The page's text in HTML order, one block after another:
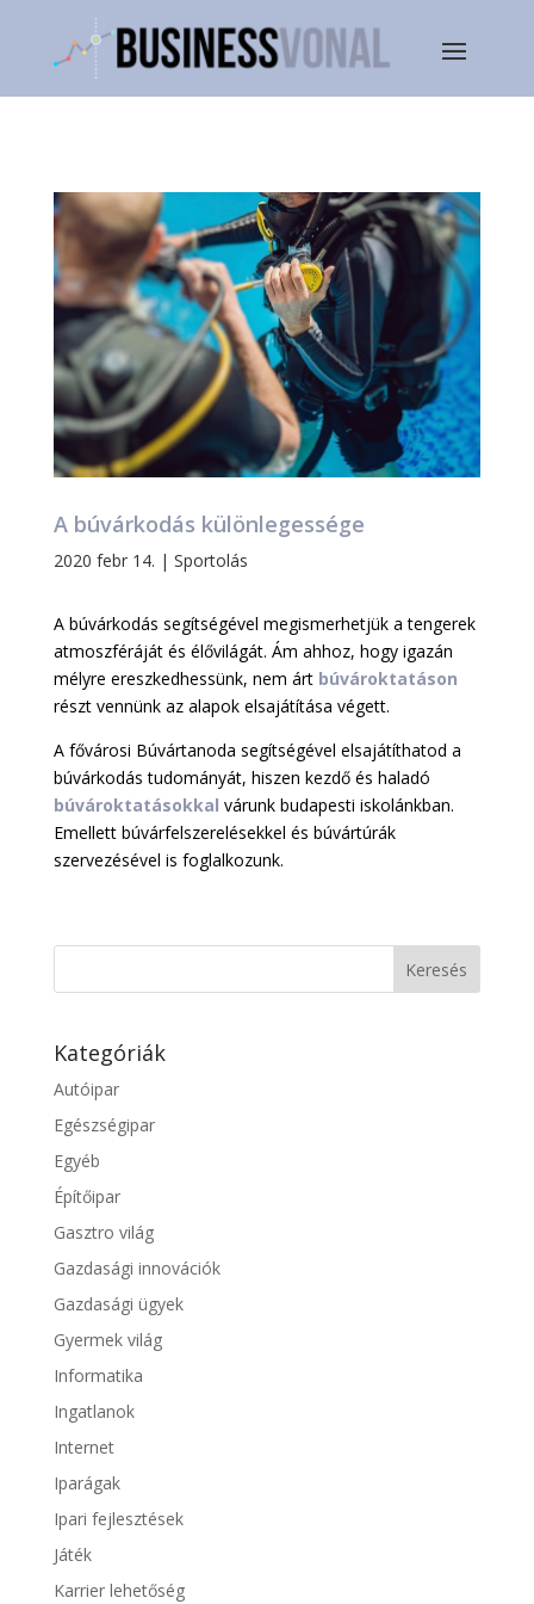
A búvárkodás különlegessége
2020 febr 14. | Sportolás
A búvárkodás segítségével megismerhetjük a tengerek
atmoszféráját és élővilágát. Ám ahhoz, hogy igazán
mélyre ereszkedhessünk, nem árt búvároktatáson
részt vennünk az alapok elsajátítása végett.
A fővárosi Búvártanoda segítségével elsajátíthatod a
búvárkodás tudományát, hiszen kezdő és haladó
búvároktatásokkal várunk budapesti iskolánkban.
Emellett búvárfelszerelésekkel és búvártúrák
szervezésével is foglalkozunk.
Kategóriák
Autóipar
Egészségipar
Egyéb
Építőipar
Gasztro világ
Gazdasági innovációk
Gazdasági ügyek
Gyermek világ
Informatika
Ingatlanok
Internet
Iparágak
Ipari fejlesztések
Játék
Karrier lehetőség